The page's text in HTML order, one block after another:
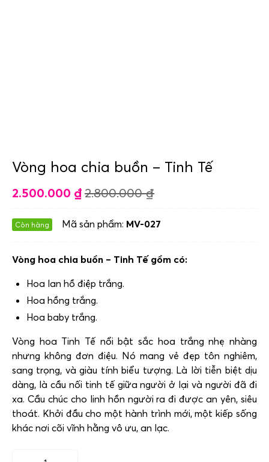
Vòng hoa chia buồn – Tinh Tế
2.500.000 ₫ 2.800.000₫
Còn hàng Mã sản phẩm: MV-027
Vòng hoa chia buồn – Tinh Tế gồm có:
Hoa lan hồ điệp trắng.
Hoa hồng trắng.
Hoa baby trắng.
Vòng hoa Tinh Tế nổi bật sắc hoa trắng nhẹ nhàng
nhưng không đơn điệu. Nó mang vẻ đẹp tôn nghiêm,
sang trọng, và giàu tính biểu tượng. Là lời tiễn biệt dịu
dàng, là cầu nối tinh tế giữa người ở lại và người đã đi
xa. Cầu chúc cho linh hồn người ra đi được an yên, siêu
thoát. Khởi đầu cho một hành trình mới, một kiếp sống
khác nơi cõi vĩnh hằng vô ưu, an lạc.